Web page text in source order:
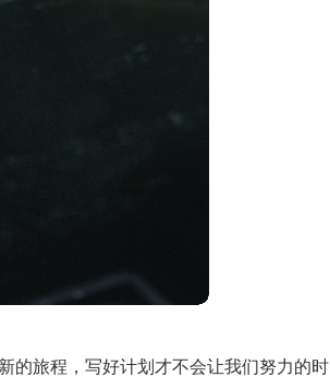
的旅程，写好计划才不会让我们努力的时